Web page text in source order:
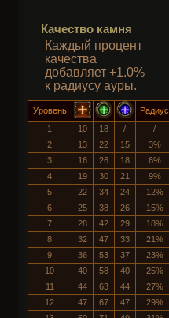
Качество камня
Каждый процент
качества
добавляет +1.0%
к радиусу ауры.
Уровень Радиус
1
10 18 -/- -/-
2
13 22 15 3%
3
16 26 18 6%
4
19 30 21 9%
5
22 34 24 12%
6
25 38 26 15%
7
28 42 29 18%
8
32 47 33 21%
9
36 53 37 23%
10
40 58 40 25%
11
44 63 44 27%
12
47 67 47 29%